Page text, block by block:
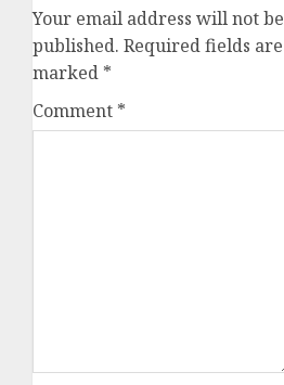
Your email address will not be
published. Required fields are
marked *
Comment *